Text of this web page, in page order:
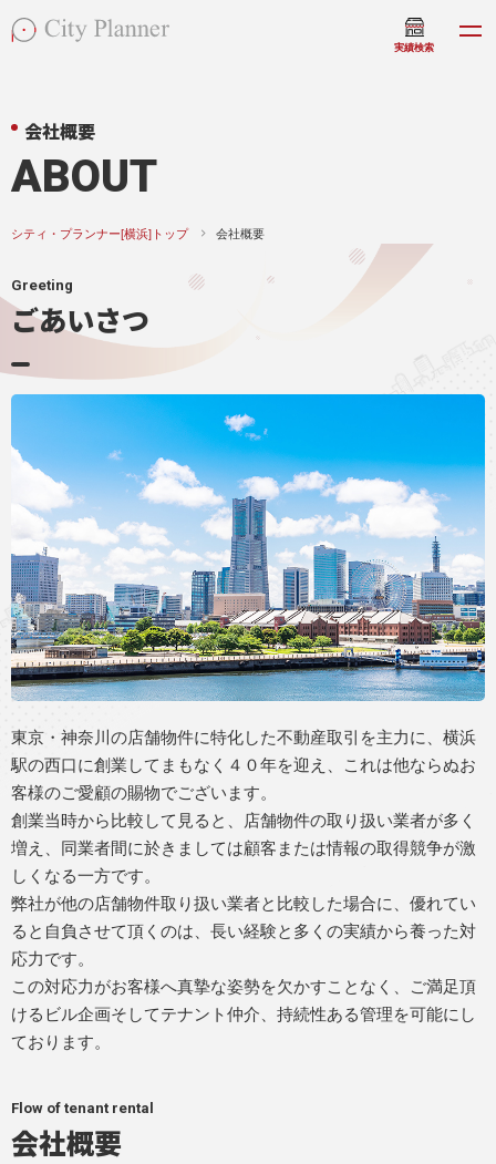
実績検索
会社概要
ABOUT
シティ・プランナー[横浜]トップ 会社概要
Greeting
ごあいさつ
東京・神奈川の店舗物件に特化した不動産取引を主力に、横浜
駅の西口に創業してまもなく４０年を迎え、これは他ならぬお
客様のご愛顧の賜物でございます。
創業当時から比較して見ると、店舗物件の取り扱い業者が多く
増え、同業者間に於きましては顧客または情報の取得競争が激
しくなる一方です。
弊社が他の店舗物件取り扱い業者と比較した場合に、優れてい
ると自負させて頂くのは、長い経験と多くの実績から養った対
応力です。
この対応力がお客様へ真摯な姿勢を欠かすことなく、ご満足頂
けるビル企画そしてテナント仲介、持続性ある管理を可能にし
ております。
Flow of tenant rental
会社概要